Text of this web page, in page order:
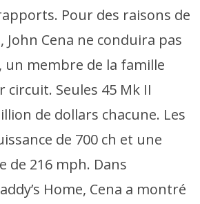
Pour des raisons de
Cena ne conduira pas
un membre de la famille
Seules 45 Mk II
de dollars chacune. Les
de 700 ch et une
de 216 mph. Dans
Home, Cena a montré